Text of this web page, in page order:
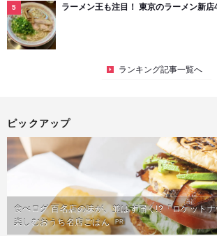
ラーメン王も注目！ 東京のラーメン新店
ランキング記事一覧へ
ピックアップ
食べログ 百名店の味が、並ばず届く!?「ロケット
楽しむおうち名店ごはん PR